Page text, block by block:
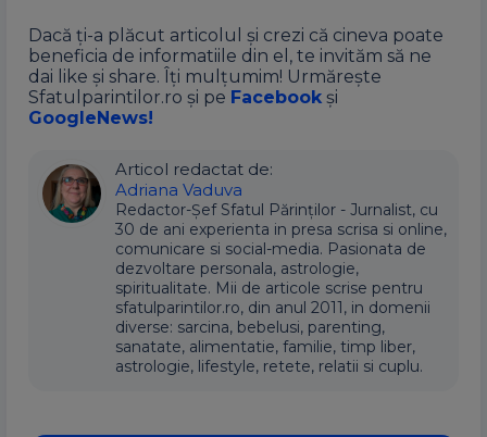
Dacă ți-a plăcut articolul și crezi că cineva poate
beneficia de informatiile din el, te invităm să ne
dai like și share. Îți mulțumim! Urmărește
Sfatulparintilor.ro și pe Facebook și
GoogleNews!
Articol redactat de:
Adriana Vaduva
Redactor-Șef Sfatul Părinților - Jurnalist, cu
30 de ani experienta in presa scrisa si online,
comunicare si social-media. Pasionata de
dezvoltare personala, astrologie,
spiritualitate. Mii de articole scrise pentru
sfatulparintilor.ro, din anul 2011, in domenii
diverse: sarcina, bebelusi, parenting,
sanatate, alimentatie, familie, timp liber,
astrologie, lifestyle, retete, relatii si cuplu.